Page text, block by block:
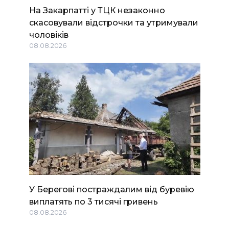
На Закарпатті у ТЦК незаконно
скасовували відстрочки та утримували
чоловіків
08.08.2026
У Берегові постраждалим від буревію
виплатять по 3 тисячі гривень
08.08.2026